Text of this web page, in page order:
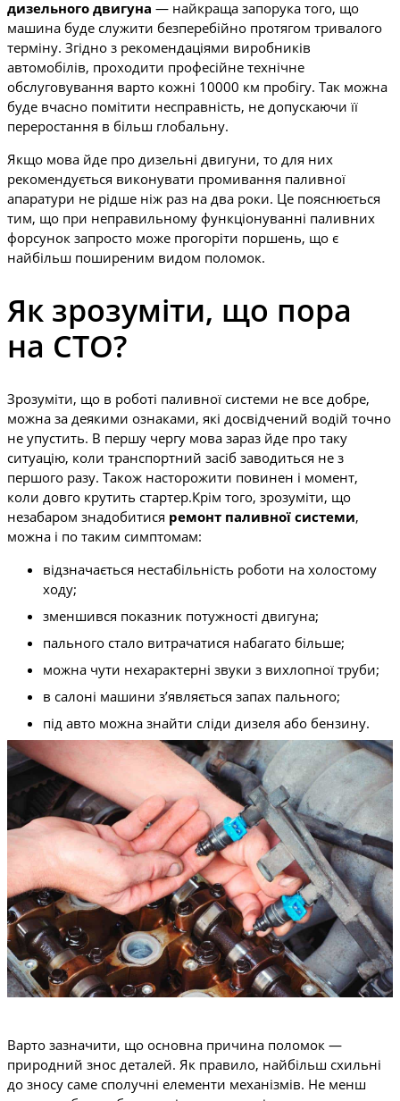
дизельного двигуна — найкраща запорука того, що
машина буде служити безперебійно протягом тривалого
терміну. Згідно з рекомендаціями виробників
автомобілів, проходити професійне технічне
обслуговування варто кожні 10000 км пробігу. Так можна
буде вчасно помітити несправність, не допускаючи її
переростання в більш глобальну.
Якщо мова йде про дизельні двигуни, то для них
рекомендується виконувати промивання паливної
апаратури не рідше ніж раз на два роки. Це пояснюється
тим, що при неправильному функціонуванні паливних
форсунок запросто може прогоріти поршень, що є
найбільш поширеним видом поломок.
Як зрозуміти, що пора
на СТО?
Зрозуміти, що в роботі паливної системи не все добре,
можна за деякими ознаками, які досвідчений водій точно
не упустить. В першу чергу мова зараз йде про таку
ситуацію, коли транспортний засіб заводиться не з
першого разу. Також насторожити повинен і момент,
коли довго крутить стартер.Крім того, зрозуміти, що
незабаром знадобитися ремонт паливної системи,
можна і по таким симптомам:
відзначається нестабільність роботи на холостому
ходу;
зменшився показник потужності двигуна;
пального стало витрачатися набагато більше;
можна чути нехарактерні звуки з вихлопної труби;
в салоні машини з’являється запах пального;
під авто можна знайти сліди дизеля або бензину.
Варто зазначити, що основна причина поломок —
природний знос деталей. Як правило, найбільш схильні
до зносу саме сполучні елементи механізмів. Не менш